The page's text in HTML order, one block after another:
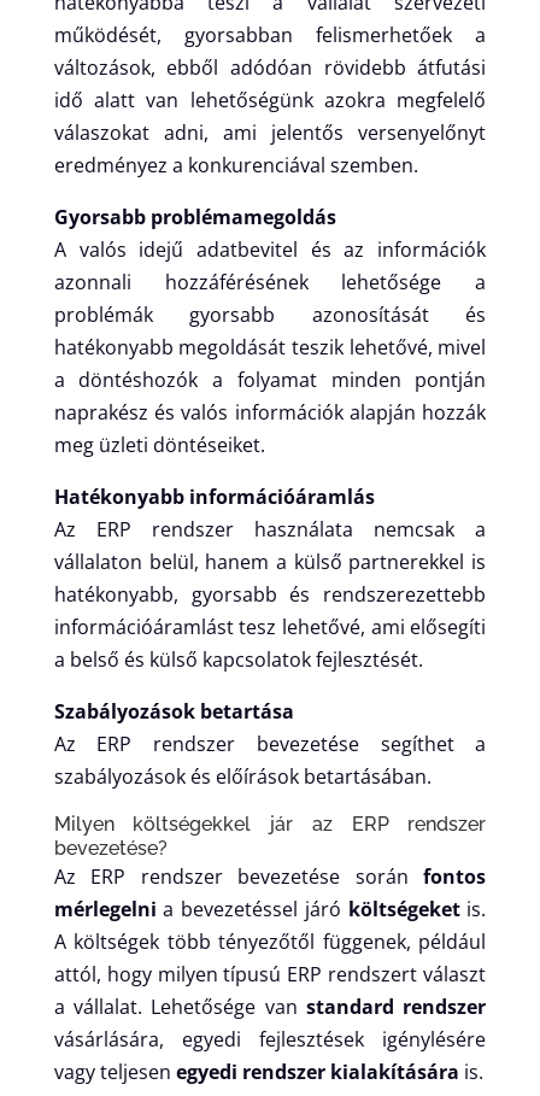
működését, gyorsabban felismerhetőek a
változások, ebből adódóan rövidebb átfutási
idő alatt van lehetőségünk azokra megfelelő
válaszokat adni, ami jelentős versenyelőnyt
eredményez a konkurenciával szemben.
Gyorsabb problémamegoldás
A valós idejű adatbevitel és az információk
azonnali hozzáférésének lehetősége a
problémák gyorsabb azonosítását és
hatékonyabb megoldását teszik lehetővé, mivel
a döntéshozók a folyamat minden pontján
naprakész és valós információk alapján hozzák
meg üzleti döntéseiket.
Hatékonyabb információáramlás
Az ERP rendszer használata nemcsak a
vállalaton belül, hanem a külső partnerekkel is
hatékonyabb, gyorsabb és rendszerezettebb
információáramlást tesz lehetővé, ami elősegíti
a belső és külső kapcsolatok fejlesztését.
Szabályozások betartása
Az ERP rendszer bevezetése segíthet a
szabályozások és előírások betartásában.
Milyen költségekkel jár az ERP rendszer
bevezetése?
Az ERP rendszer bevezetése során fontos
mérlegelni a bevezetéssel járó költségeketis.
A költségek több tényezőtől függenek, például
attól, hogy milyen típusú ERP rendszert választ
a vállalat. Lehetősége van standard rendszer
vásárlására, egyedi fejlesztések igénylésére
vagy teljesen egyedi rendszer kialakítására is.